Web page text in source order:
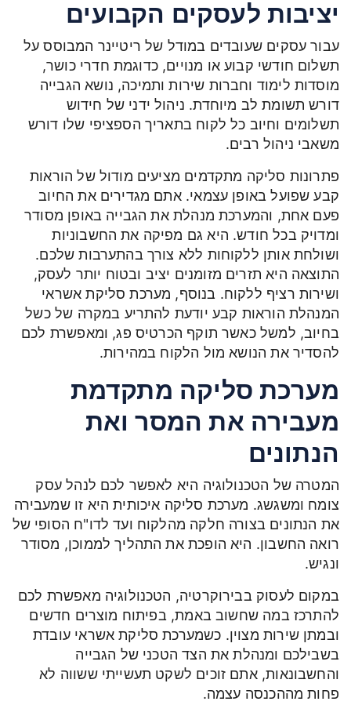
יציבות לעסקים הקבועים
עבור עסקים שעובדים במודל של ריטיינר המבוסס על
תשלום חודשי קבוע או מנויים, כדוגמת חדרי כושר,
מוסדות לימוד וחברות שירות ותמיכה, נושא הגבייה
דורש תשומת לב מיוחדת. ניהול ידני של חידוש
תשלומים וחיוב כל לקוח בתאריך הספציפי שלו דורש
משאבי ניהול רבים.
פתרונות סליקה מתקדמים מציעים מודול של הוראות
קבע שפועל באופן עצמאי. אתם מגדירים את החיוב
פעם אחת, והמערכת מנהלת את הגבייה באופן מסודר
ומדויק בכל חודש. היא גם מפיקה את החשבוניות
ושולחת אותן ללקוחות ללא צורך בהתערבות שלכם.
התוצאה היא תזרים מזומנים יציב ובטוח יותר לעסק,
ושירות רציף ללקוח. בנוסף, מערכת סליקת אשראי
המנהלת הוראות קבע יודעת להתריע במקרה של כשל
בחיוב, למשל כאשר תוקף הכרטיס פג, ומאפשרת לכם
להסדיר את הנושא מול הלקוח במהירות.
מערכת סליקה מתקדמת
מעבירה את המסר ואת
הנתונים
המטרה של הטכנולוגיה היא לאפשר לכם לנהל עסק
צומח ומשגשג. מערכת סליקה איכותית היא זו שמעבירה
את הנתונים בצורה חלקה מהלקוח ועד לדו"ח הסופי של
רואה החשבון. היא הופכת את התהליך לממוכן, מסודר
ונגיש.
במקום לעסוק בבירוקרטיה, הטכנולוגיה מאפשרת לכם
להתרכז במה שחשוב באמת, בפיתוח מוצרים חדשים
ובמתן שירות מצוין. כשמערכת סליקת אשראי עובדת
בשבילכם ומנהלת את הצד הטכני של הגבייה
והחשבונאות, אתם זוכים לשקט תעשייתי ששווה לא
פחות מההכנסה עצמה.